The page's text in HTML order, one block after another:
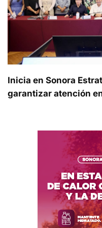
Inicia en Sonora
garantizar atención